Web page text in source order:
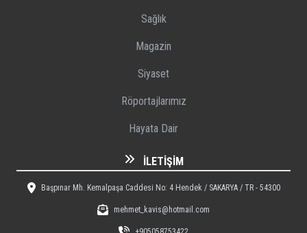
Sağlık
Magazin
Siyaset
Röportajlarımız
Hayata Dair
İLETIŞIM
Başpınar Mh. Kemalpaşa Caddesi No: 4 Hendek / SAKARYA / TR - 54300
mehmet_kavis@hotmail.com